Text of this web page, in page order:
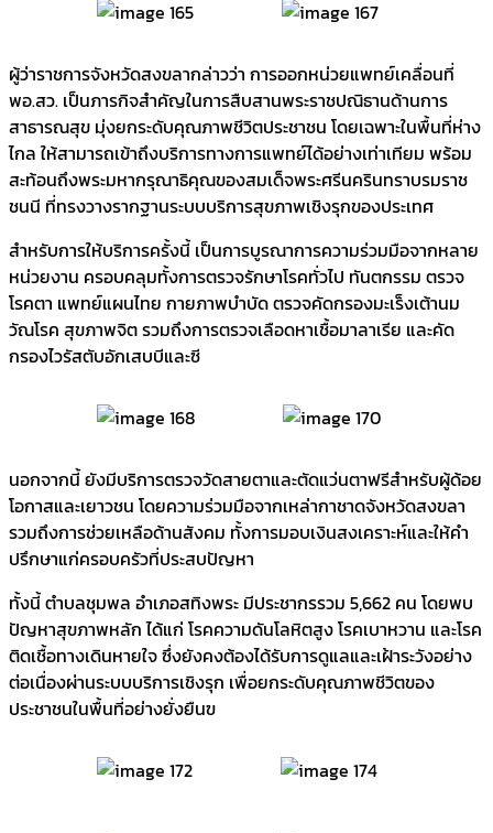
ผู้ว่าราชการจังหวัดสงขลากล่าวว่า การออกหน่วยแพทย์เคลื่อนที่
พอ.สว. เป็นภารกิจสำคัญในการสืบสานพระราชปณิธานด้านการ
สาธารณสุข มุ่งยกระดับคุณภาพชีวิตประชาชน โดยเฉพาะในพื้นที่ห่าง
ไกล ให้สามารถเข้าถึงบริการทางการแพทย์ได้อย่างเท่าเทียม พร้อม
สะท้อนถึงพระมหากรุณาธิคุณของสมเด็จพระศรีนครินทราบรมราช
ชนนี ที่ทรงวางรากฐานระบบบริการสุขภาพเชิงรุกของประเทศ
สำหรับการให้บริการครั้งนี้ เป็นการบูรณาการความร่วมมือจากหลาย
หน่วยงาน ครอบคลุมทั้งการตรวจรักษาโรคทั่วไป ทันตกรรม ตรวจ
โรคตา แพทย์แผนไทย กายภาพบำบัด ตรวจคัดกรองมะเร็งเต้านม
วัณโรค สุขภาพจิต รวมถึงการตรวจเลือดหาเชื้อมาลาเรีย และคัด
กรองไวรัสตับอักเสบบีและซี
นอกจากนี้ ยังมีบริการตรวจวัดสายตาและตัดแว่นตาฟรีสำหรับผู้ด้อย
โอกาสและเยาวชน โดยความร่วมมือจากเหล่ากาชาดจังหวัดสงขลา
รวมถึงการช่วยเหลือด้านสังคม ทั้งการมอบเงินสงเคราะห์และให้คำ
ปรึกษาแก่ครอบครัวที่ประสบปัญหา
ทั้งนี้ ตำบลชุมพล อำเภอสทิงพระ มีประชากรรวม 5,662 คน โดยพบ
ปัญหาสุขภาพหลัก ได้แก่ โรคความดันโลหิตสูง โรคเบาหวาน และโรค
ติดเชื้อทางเดินหายใจ ซึ่งยังคงต้องได้รับการดูแลและเฝ้าระวังอย่าง
ต่อเนื่องผ่านระบบบริการเชิงรุก เพื่อยกระดับคุณภาพชีวิตของ
ประชาชนในพื้นที่อย่างยั่งยืนฃ